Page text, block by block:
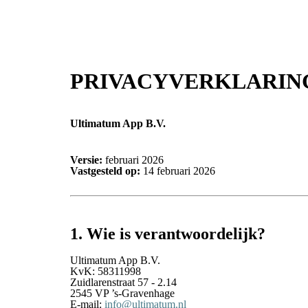
Ultimatum App B.V.
Versie: februari 2026
Vastgesteld op: 14 februari 2026
1. Wie is verantwoordelijk?
Ultimatum App B.V.
KvK: 58311998
Zuidlarenstraat 57 - 2.14
2545 VP ’s-Gravenhage
E-mail:info@ultimatum.nl